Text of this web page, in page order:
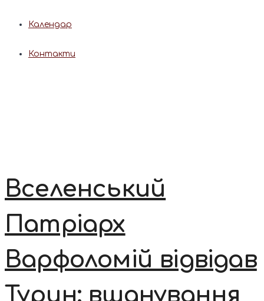
Календар
Контакти
Вселенський
Патріарх
Варфоломій відвідав
Турин: вшанування